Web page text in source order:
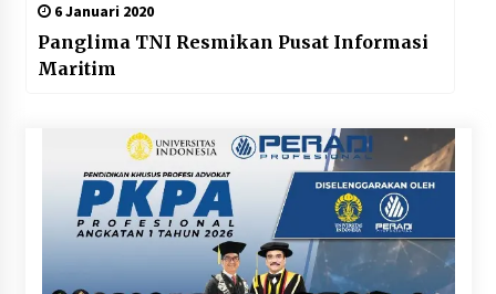
6 Januari 2020
Panglima TNI Resmikan Pusat Informasi
Maritim